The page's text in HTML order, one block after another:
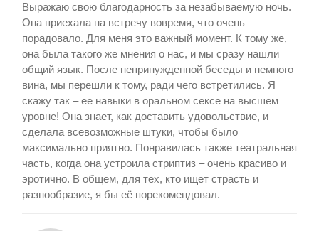
Выражаю свою благодарность за незабываемую ночь.
Она приехала на встречу вовремя, что очень
порадовало. Для меня это важный момент. К тому же,
она была такого же мнения о нас, и мы сразу нашли
общий язык. После непринужденной беседы и немного
вина, мы перешли к тому, ради чего встретились. Я
скажу так – ее навыки в оральном сексе на высшем
уровне! Она знает, как доставить удовольствие, и
сделала всевозможные штуки, чтобы было
максимально приятно. Понравилась также театральная
часть, когда она устроила стриптиз – очень красиво и
эротично. В общем, для тех, кто ищет страсть и
разнообразие, я бы её порекомендовал.